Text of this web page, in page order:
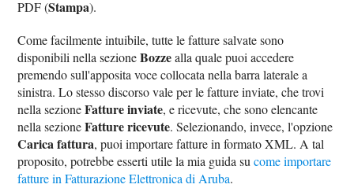
PDF (Stampa).
Come facilmente intuibile, tutte le fatture salvate sono
disponibili nella sezioneBozzealla quale puoi accedere
premendo sull'apposita voce collocata nella barra laterale a
sinistra. Lo stesso discorso vale per le fatture inviate, che trovi
nella sezioneFatture inviate, e ricevute, che sono elencante
nella sezioneFatture ricevute. Selezionando, invece, l'opzione
Carica fattura, puoi importare fatture in formato XML. A tal
proposito, potrebbe esserti utile la mia guida sucome importare
fatture in Fatturazione Elettronica di Aruba.